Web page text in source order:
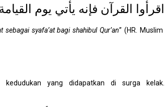
اقرأوا القرآن فإنه يأتي يوم
syafa’at bagi shahibul Qur’an” (HR. Muslim
yang didapatkan di surga kelak.